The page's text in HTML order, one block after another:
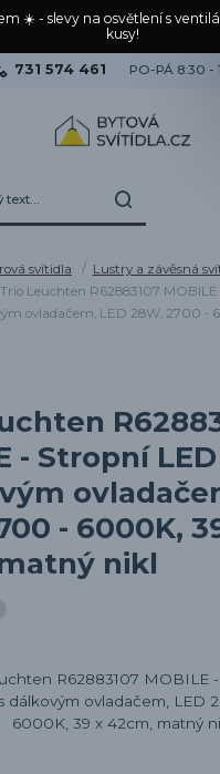
☀️ - slevy na osvětlení s
kusy!
731 574 461 PO-PÁ 8:30 -
svítidla Lustry a závěsná
Trio Leuchten R62883107
ovladačem, LED 28W, 2700 -
- Stropní
- 6000K,
nikl